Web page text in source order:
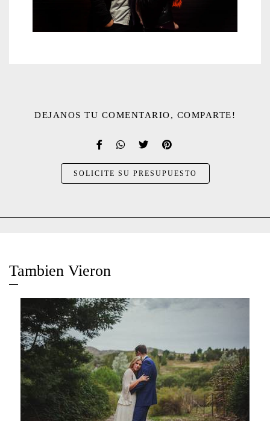
DEJANOS TU COMENTARIO, COMPARTE!
SOLICITE SU PRESUPUESTO
Tambien Vieron